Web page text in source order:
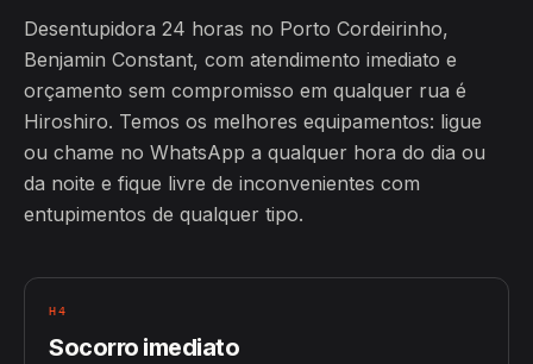
Desentupidora 24 horas no Porto Cordeirinho,
Benjamin Constant, com atendimento imediato e
orçamento sem compromisso em qualquer rua é
Hiroshiro. Temos os melhores equipamentos: ligue
ou chame no WhatsApp a qualquer hora do dia ou
da noite e fique livre de inconvenientes com
entupimentos de qualquer tipo.
H4
Socorro imediato